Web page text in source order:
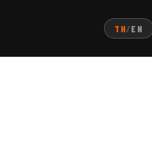
TH/EN